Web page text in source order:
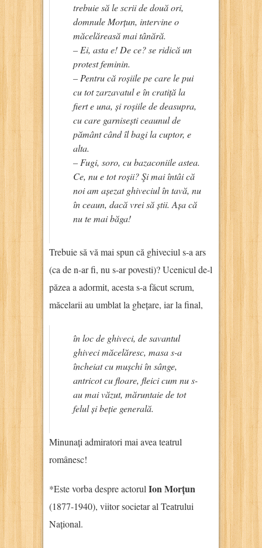
trebuie să le scrii de două ori,
domnule Morțun, intervine o
măcelăreasă mai tânără.
– Ei, asta e! De ce? se ridică un
protest feminin.
– Pentru că roșiile pe care le pui
cu tot zarzavatul e în cratiță la
fiert e una, și roșiile de deasupra,
cu care garnisești ceaunul de
pământ când îl bagi la cuptor, e
alta.
– Fugi, soro, cu bazaconiile astea.
Ce, nu e tot roșii? Şi mai întâi că
noi am așezat ghiveciul în tavă, nu
în ceaun, dacă vrei să știi. Așa că
nu te mai băga!
Trebuie să vă mai spun că ghiveciul s-a ars
(ca de n-ar fi, nu s-ar povesti)? Ucenicul de-l
păzea a adormit, acesta s-a făcut scrum,
măcelarii au umblat la ghețare, iar la final,
în loc de ghiveci, de savantul
ghiveci măcelăresc, masa s-a
încheiat cu mușchi în sânge,
antricot cu floare, fleici cum nu s-
au mai văzut, măruntaie de tot
felul și beție generală.
Minunați admiratori mai avea teatrul
românesc!
*Este vorba despre actorul Ion Morțun
(1877-1940), viitor societar al Teatrului
Național.